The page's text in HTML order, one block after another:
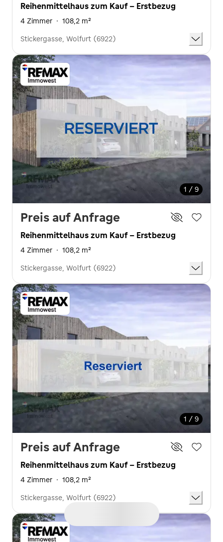
Reihenmittelhaus zum Kauf - Erstbezug
4 Zimmer · 108,2 m²
Stickergasse, Wolfurt (6922)
1 / 9
Preis auf Anfrage
Reihenmittelhaus zum Kauf - Erstbezug
4 Zimmer · 108,2 m²
Stickergasse, Wolfurt (6922)
1 / 9
Preis auf Anfrage
Reihenmittelhaus zum Kauf - Erstbezug
4 Zimmer · 108,2 m²
Stickergasse, Wolfurt (6922)